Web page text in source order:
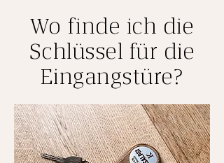
Wo finde ich die
Schlüssel für die
Eingangstüre?